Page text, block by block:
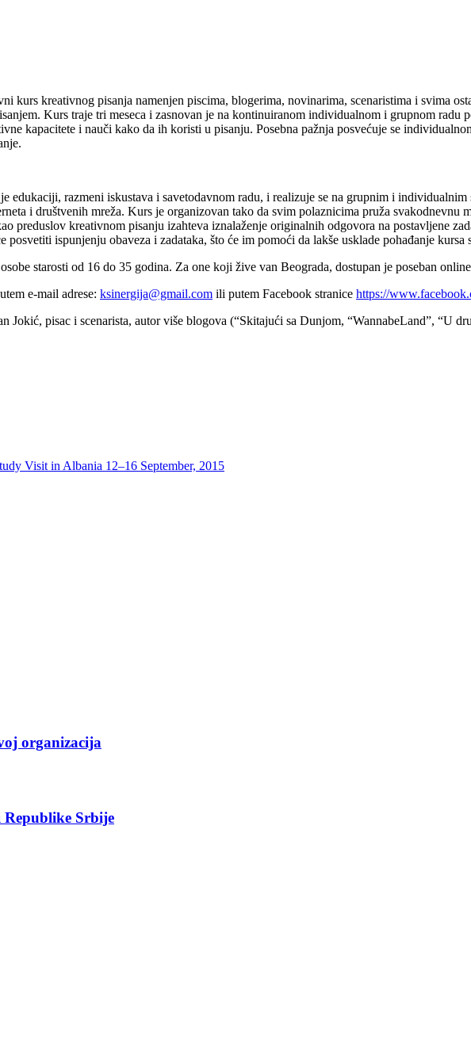
kurs kreativnog pisanja namenjen piscima, blogerima, novinarima, scenaristima i svima
Kurs traje tri meseca i zasnovan je na kontinuiranom individualnom i grupnom radu
kapacitete i nauči kako da ih koristi u pisanju. Posebna pažnja posvećuje se
edukaciji, razmeni iskustava i savetodavnom radu, i realizuje se na grupnim i
i društvenih mreža. Kurs je organizovan tako da svim polaznicima pruža svakodnevnu
preduslov kreativnom pisanju izahteva iznalaženje originalnih odgovora na postavljene
ispunjenju obaveza i zadataka, što će im pomoći da lakše usklade pohađanje kursa
starosti od 16 do 35 godina. Za one koji žive van Beograda, dostupan je poseban
e-mail adrese: ksinergija@gmail.com ili putem Facebook stranice https://
Jokić, pisac i scenarista, autor više blogova (“Skitajući sa Dunjom, “WannabeLand”, “U
Visit in Albania 12–16 September, 2015
organizacija
Srbije